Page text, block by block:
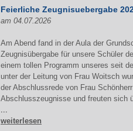
Feierliche Zeugnisuebergabe
am 04.07.2026
Am Abend fand in der Aula der
Zeugnisübergabe für unsere Schüler
einem tollen Programm unseres seit
unter der Leitung von Frau Woitsch
der Abschlussrede von Frau
Abschlusszeugnisse und freuten sich
...
weiterlesen